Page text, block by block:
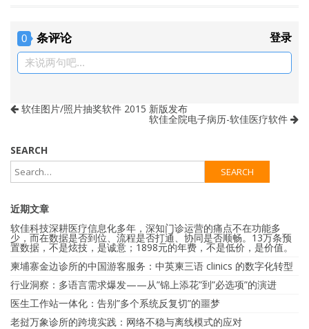
0 条评论 登录
来说两句吧...
软佳图片/照片抽奖软件 2015 新版发布
软佳全院电子病历-软佳医疗软件
SEARCH
近期文章
软佳科技深耕医疗信息化多年，深知门诊运营的痛点不在功能多
少，而在数据是否到位、流程是否打通、协同是否顺畅。13万条预
置数据，不是炫技，是诚意；1898元的年费，不是低价，是价值。
柬埔寨金边诊所的中国游客服务：中英柬三语 clinics 的数字化转型
行业洞察：多语言需求爆发——从”锦上添花”到”必选项”的演进
医生工作站一体化：告别”多个系统反复切”的噩梦
老挝万象诊所的跨境实践：网络不稳与离线模式的应对